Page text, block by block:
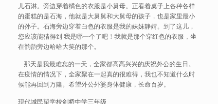
儿石淋。旁边穿着橘色的衣服是小舅母。正看着桌子上各种各样
的蛋糕的是石海，他就是大舅舅和大舅母的孩子，也是家里最小
的孙子。石海旁边穿着白色的衣服是我的妹妹静婧。到了这儿，
您应该能猜得到 我是哪一个了吧！我就是那个穿红色的衣服，坐
在韵韵旁边哈哈大笑的那个。
那天是我最难忘的一天，全家都高高兴兴的庆祝外公的生日。
在疫情的情况下，全家聚在一起真的很难得，我也不知道什么时
候能再回到万隆。希望外公外婆身体健康，长命百岁。
现代城民望学校剑桥中学三年级